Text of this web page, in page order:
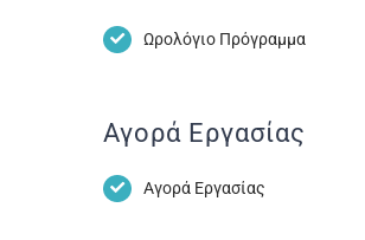
Ωρολόγιο Πρόγραμμα
Αγορά Εργασίας
Αγορά Εργασίας